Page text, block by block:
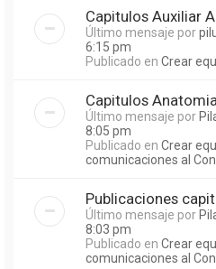
Capitulos Auxiliar
Último mensaje por
6:15 pm
Publicado en Crear
Capitulos
Último mensaje por
8:05 pm
Publicado en Crear
comunicaciones al
Publicaciones
Último mensaje por
8:03 pm
Publicado en Crear
comunicaciones al